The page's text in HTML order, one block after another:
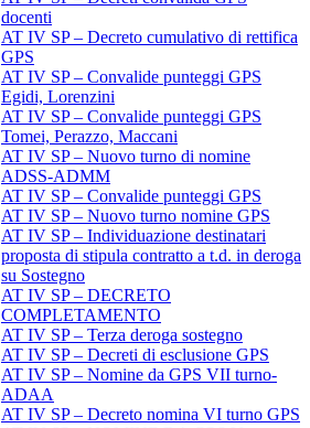
docenti
AT IV SP – Decreto cumulativo di rettifica
GPS
AT IV SP – Convalide punteggi GPS
Egidi, Lorenzini
AT IV SP – Convalide punteggi GPS
Tomei, Perazzo, Maccani
AT IV SP – Nuovo turno di nomine
ADSS-ADMM
AT IV SP – Convalide punteggi GPS
AT IV SP – Nuovo turno nomine GPS
AT IV SP – Individuazione destinatari
proposta di stipula contratto a t.d. in deroga
su Sostegno
AT IV SP – DECRETO
COMPLETAMENTO
AT IV SP – Terza deroga sostegno
AT IV SP – Decreti di esclusione GPS
AT IV SP – Nomine da GPS VII turno-
ADAA
AT IV SP – Decreto nomina VI turno GPS